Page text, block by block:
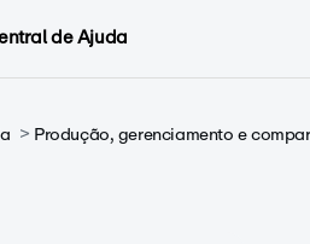
de Ajuda
Produção, gerenciamento e